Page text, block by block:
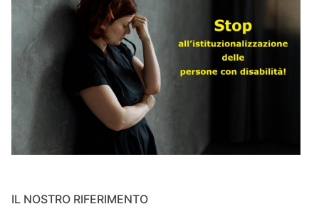
IL NOSTRO RIFERIMENTO